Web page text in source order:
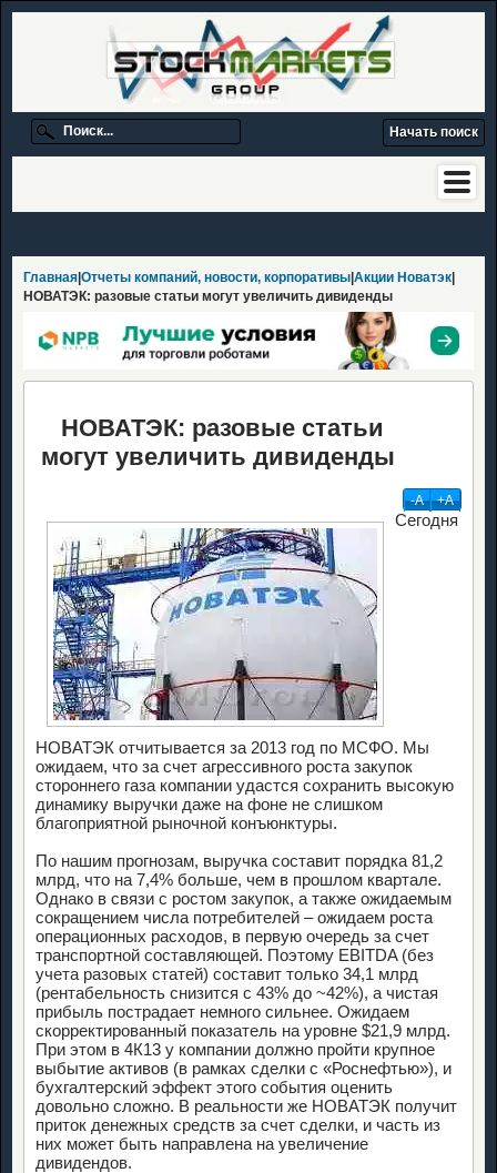
Главная Отчеты компаний, новости, корпоративы Акции Новатэк
НОВАТЭК: разовые статьи могут увеличить дивиденды
НОВАТЭК: разовые статьи
могут увеличить дивиденды
-А +А
Сегодня
НОВАТЭК отчитывается за 2013 год по МСФО. Мы
ожидаем, что за счет агрессивного роста закупок
стороннего газа компании удастся сохранить высокую
динамику выручки даже на фоне не слишком
благоприятной рыночной конъюнктуры.
По нашим прогнозам, выручка составит порядка 81,2
млрд, что на 7,4% больше, чем в прошлом квартале.
Однако в связи с ростом закупок, а также ожидаемым
сокращением числа потребителей – ожидаем роста
операционных расходов, в первую очередь за счет
транспортной составляющей. Поэтому EBITDA (без
учета разовых статей) составит только 34,1 млрд
(рентабельность снизится с 43% до ~42%), а чистая
прибыль пострадает немного сильнее. Ожидаем
скорректированный показатель на уровне $21,9 млрд.
При этом в 4К13 у компании должно пройти крупное
выбытие активов (в рамках сделки с «Роснефтью»), и
бухгалтерский эффект этого события оценить
довольно сложно. В реальности же НОВАТЭК получит
приток денежных средств за счет сделки, и часть из
них может быть направлена на увеличение
дивидендов.